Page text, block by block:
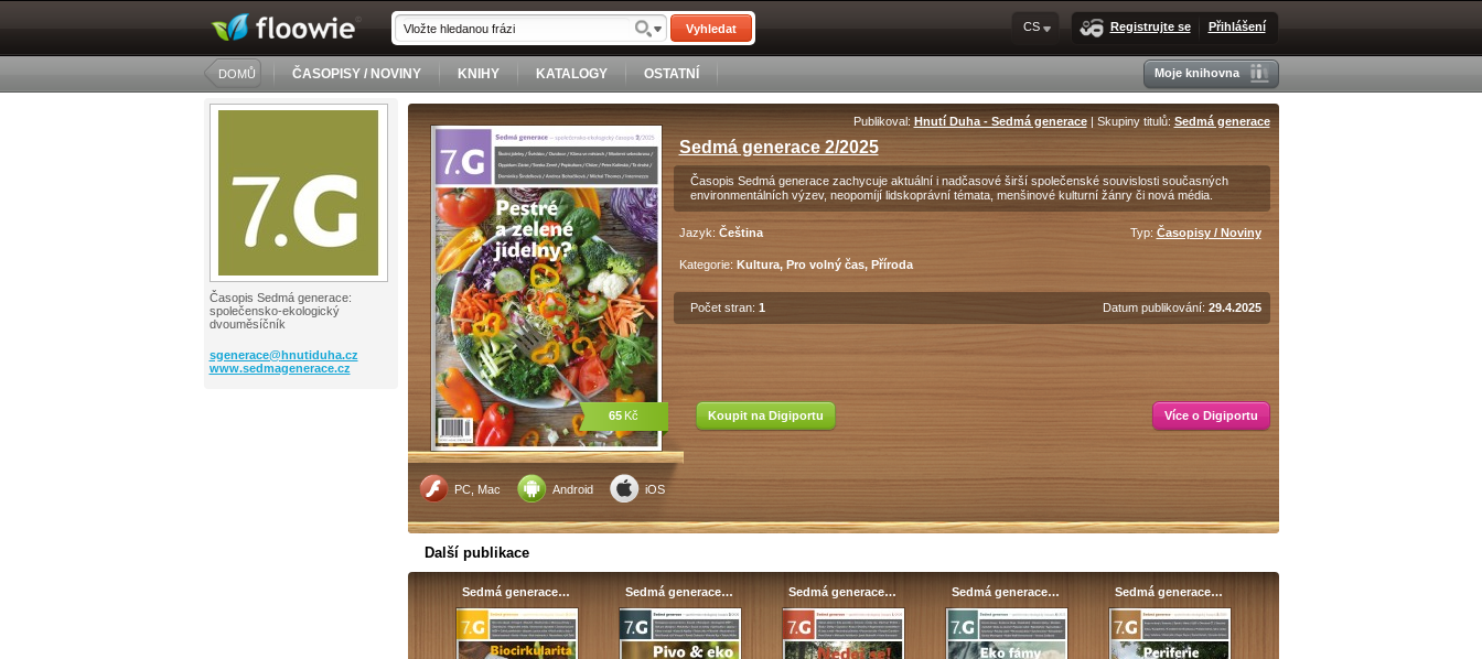
Vyhledat Registrujte se Přihlášení
CS
DOMŮ ČASOPISY / NOVINY KNIHY KATALOGY OSTATNÍ Moje knihovna
Časopis Sedmá generace:
společensko-ekologický
dvouměsíčník
sgenerace@hnutiduha.cz
www.sedmagenerace.cz
PC, Mac Android iOS
65 Kč
Publikoval: Hnutí Duha - Sedmá generace| Skupiny titulů:Sedmá generace
Sedmá generace 2/2025
Časopis Sedmá generace zachycuje aktuální i nadčasové širší společenské souvislosti současných
environmentálních výzev, neopomíjí lidskoprávní témata, menšinové kulturní žánry či nová média.
Jazyk: Čeština Typ: Časopisy / Noviny
Kategorie: Kultura, Pro volný čas, Příroda
Počet stran: 1 Datum publikování: 29.4.2025
Koupit na Digiportu Více o Digiportu
Další publikace
Sedmá generace… Sedmá generace… Sedmá generace… Sedmá generace… Sedmá generace…